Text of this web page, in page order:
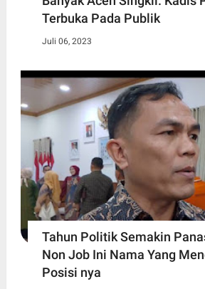
Terbuka Pada Publik
Juli 06, 2023
Tahun Politik Semakin
Non Job Ini Nama Yang
Posisi nya